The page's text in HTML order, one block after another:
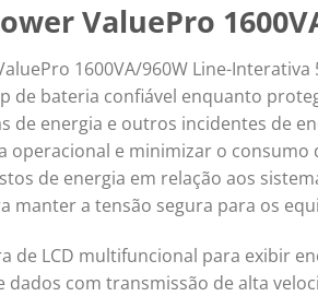
ValuePro
1600VA/960W Line-
de bateria confiável enquanto
de energia e outros incidentes de
operacional e minimizar o
de energia em relação aos
manter a tensão segura para os
de LCD multifuncional para exibir
dados com transmissão de alta